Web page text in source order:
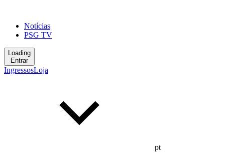
Notícias
PSG TV
Loading
Entrar
IngressosLoja
pt